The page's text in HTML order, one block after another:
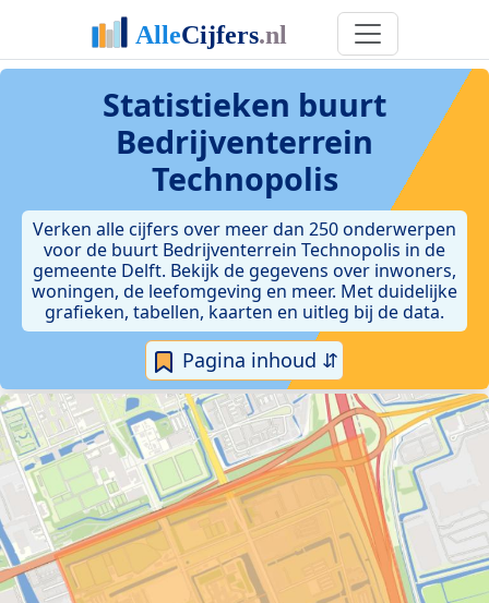
Statistieken buurt
Bedrijventerrein
Technopolis
Verken alle cijfers over meer dan 250 onderwerpen
voor de buurt Bedrijventerrein Technopolis in de
gemeente Delft. Bekijk de gegevens over inwoners,
woningen, de leefomgeving en meer. Met duidelijke
grafieken, tabellen, kaarten en uitleg bij de data.
Pagina inhoud ⇵